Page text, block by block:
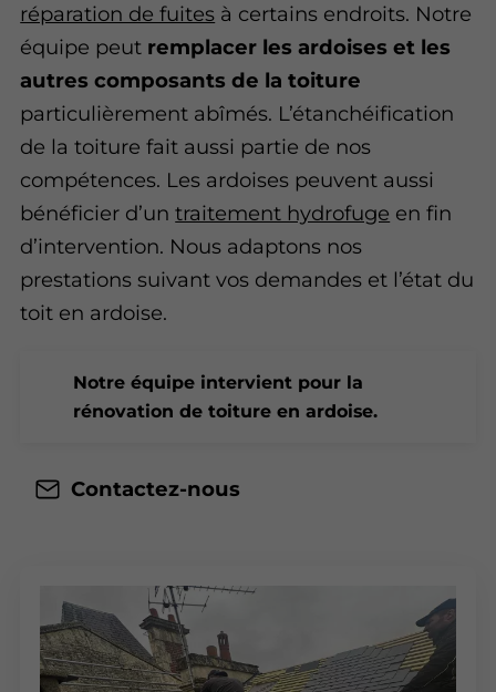
réparation de fuites à certains endroits. Notre
équipe peut remplacer les ardoises et les
autres composants de la toiture
particulièrement abîmés. L’étanchéification
de la toiture fait aussi partie de nos
compétences. Les ardoises peuvent aussi
bénéficier d’untraitement hydrofuge en fin
d’intervention. Nous adaptons nos
prestations suivant vos demandes et l’état du
toit en ardoise.
Notre équipe intervient pour la
rénovation de toiture en ardoise.
Contactez-nous